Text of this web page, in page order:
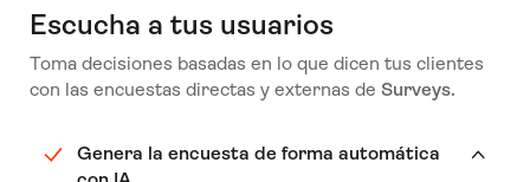
Escucha a tus usuarios
Toma decisiones basadas en lo que dicen tus clientes
con las encuestas directas y externas de Surveys.
Genera la encuesta de forma automática